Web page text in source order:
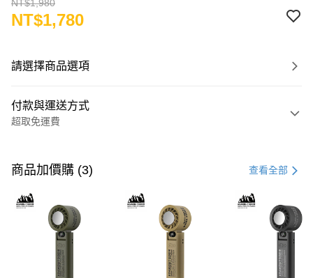
NT$1,980
NT$1,780
請選擇商品選項
付款與運送方式
超取免運費
信用卡一次付款
LINE Pay
Apple Pay
商品加價購 (3) 查看全部